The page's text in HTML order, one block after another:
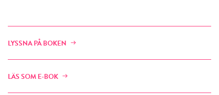
LYSSNA PÅ BOKEN
LÄS SOM E-BOK